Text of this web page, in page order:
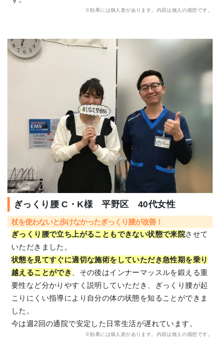
※効果には個人差があります。内容は個人の感想です。
ぎっくり腰 C・K様 平野区 40代女性
杖を使わないと歩けなかったぎっくり腰が改善！
ぎっくり腰で立ち上がることもできない状態で来院させて
いただきました。
状態を見てすぐに適切な施術をしていただき急性期を乗り
越えることができ
、その後はインナーマッスルを鍛える重
要性など分かりやすく説明していただき、ぎっくり腰が起
こりにくい指導により自分の体の状態を知ることができま
した。
今は週2回の通院で安定した日常生活が遅れています。
※効果には個人差があります。内容は個人の感想です。